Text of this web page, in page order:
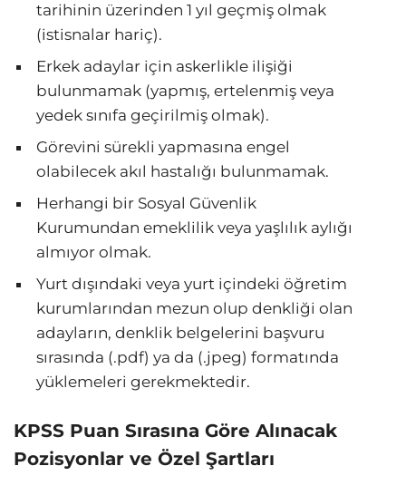
tarihinin üzerinden 1 yıl geçmiş olmak
(istisnalar hariç).
Erkek adaylar için askerlikle ilişiği
bulunmamak (yapmış, ertelenmiş veya
yedek sınıfa geçirilmiş olmak).
Görevini sürekli yapmasına engel
olabilecek akıl hastalığı bulunmamak.
Herhangi bir Sosyal Güvenlik
Kurumundan emeklilik veya yaşlılık aylığı
almıyor olmak.
Yurt dışındaki veya yurt içindeki öğretim
kurumlarından mezun olup denkliği olan
adayların, denklik belgelerini başvuru
sırasında (.pdf) ya da (.jpeg) formatında
yüklemeleri gerekmektedir.
KPSS Puan Sırasına Göre Alınacak
Pozisyonlar ve Özel Şartları